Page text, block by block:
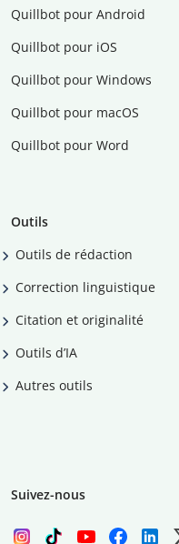
Quillbot pour Android
Quillbot pour iOS
Quillbot pour Windows
Quillbot pour macOS
Quillbot pour Word
Outils
Outils de rédaction
Correction linguistique
Citation et originalité
Outils d’IA
Autres outils
Suivez-nous